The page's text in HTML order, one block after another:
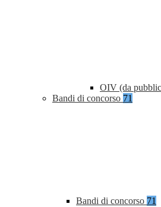
OIV (da
Bandi di concorso 71
Bandi di concorso 71